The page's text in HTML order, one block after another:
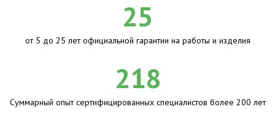
25
от 5 до 25 лет официальной гарантии на работы и изделия
218
Суммарный опыт сертифицированных специалистов более 200 лет